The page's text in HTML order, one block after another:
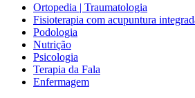
Ortopedia | Traumatologia
Fisioterapia com acupuntura
Podologia
Nutrição
Psicologia
Terapia da Fala
Enfermagem